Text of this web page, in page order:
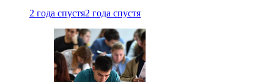
2 года спустя2 года спустя